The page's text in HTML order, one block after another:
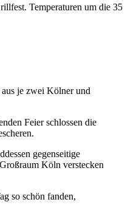
Temperaturen um die 35
aus je zwei Kölner und
Feier schlossen die
gegenseitige
Köln verstecken
so schön fanden,